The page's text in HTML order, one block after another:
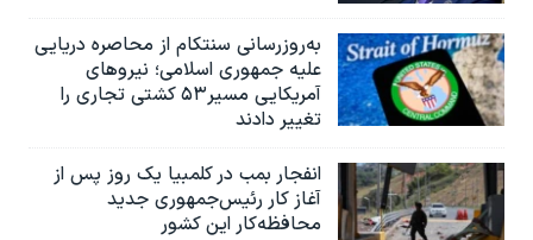
به‌روزرسانی سنتکام از محاصره دریایی
علیه جمهوری اسلامی؛ نیروهای
آمریکایی مسیر۵۳ کشتی تجاری را
تغییر دادند
انفجار بمب‌‌ در کلمبیا یک روز پس از
آغاز کار رئیس‌جمهوری جدید
محافظه‌کار این کشور